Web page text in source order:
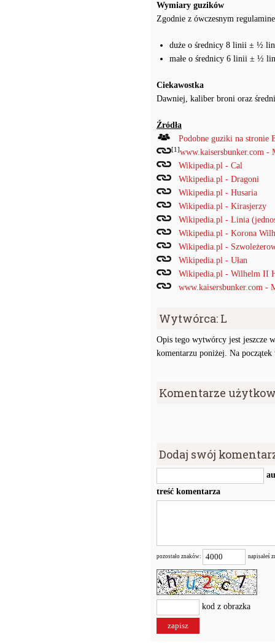
Wymiary guzików
Zgodnie z ówczesnym
duże o średnicy 8 linii ± ½
małe o średnicy 6 linii ± ½
Ciekawostka
Dawniej, kaliber broni oraz
Źródła
Podobne guziki na stronie
[1]www.kaisersbunker.com -
Wikipedia.pl - Cal
Wikipedia.pl - Dragoni
Wikipedia.pl - Husaria
Wikipedia.pl - Kirasjerzy
Wikipedia.pl - Linia
Wikipedia.pl - Korona
Wikipedia.pl -
Wikipedia.pl - Ułan
Wikipedia.pl - Wilhelm II
www.kaisersbunker.com -
Wytwórca: L
Opis tego wytwórcy jest jeszcze
komentarzu poniżej. Na
Komentarze
Dodaj swój
treść komentarza
pozostało znaków: napisałeś
kod z obrazka